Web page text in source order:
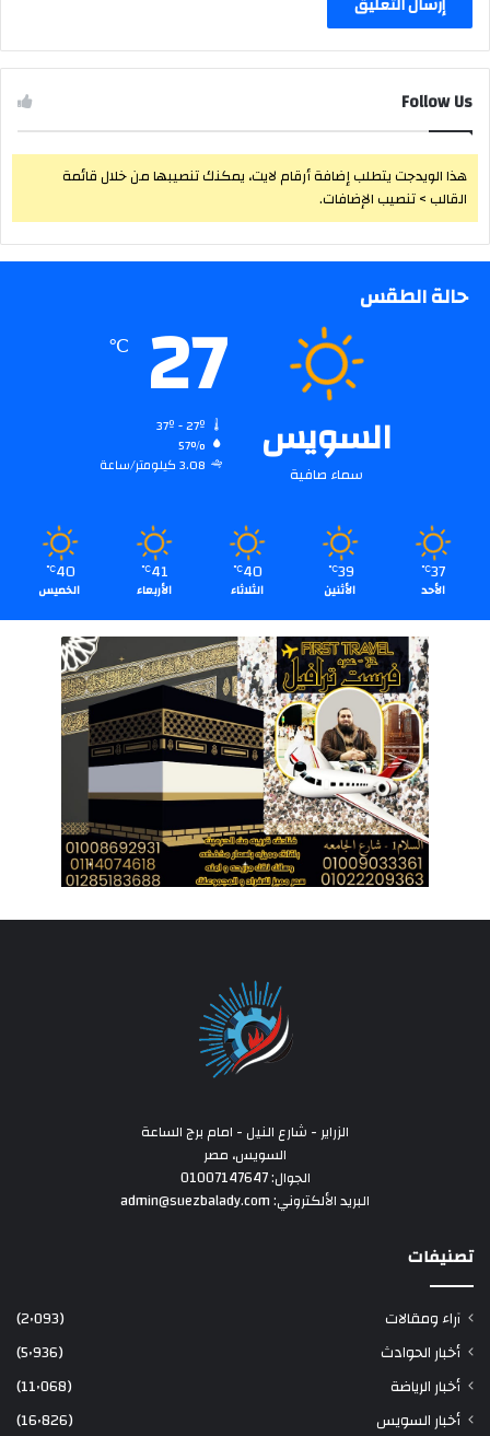
Follow Us
هذا الويدجت يتطلب إضافة أرقام لايت، يمكنك تنصيبها من خلال قائمة
القالب > تنصيب الإضافات.
حالة الطقس
السويس
سماء صافية
27
℃
57%
3.08 كيلومتر/ساعة
37
℃
الأحد
39
℃
الأثنين
40
℃
الثلاثاء
41
℃
الأربعاء
40
℃
الخميس
الزراير - شارع النيل - امام برج الساعة
السويس، مصر
الجوال: 01007147647
البريد الألكتروني: admin@suezbalady.com
تصنيفات
آراء ومقالات
(2٬093)
أخبار الحوادث
(5٬936)
أخبار الرياضة
(11٬068)
أخبار السويس
(16٬826)